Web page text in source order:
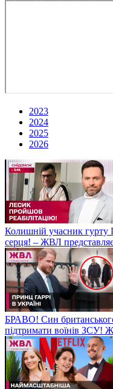
2023
2024
2025
2026
Колишній учасник гурту
серця! – ЖВЛ
БРАВО! Син
підтримати воїнів ЗСУ!